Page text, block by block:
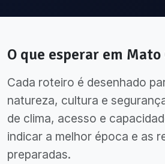
O que esperar em Mato
Cada roteiro é desenhado
natureza, cultura e
de clima, acesso e
indicar a melhor época e as
preparadas.